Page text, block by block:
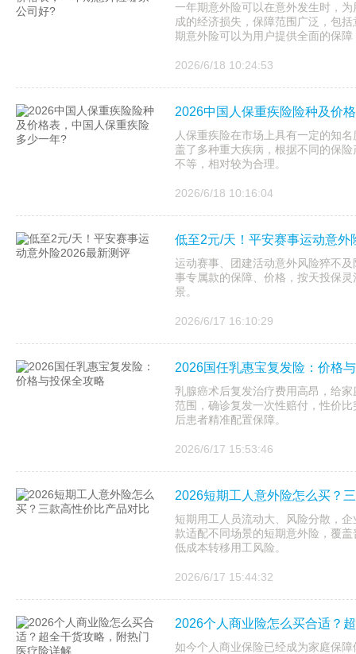
一年期意外险可以在意外发生时，
成的经济损失，保障范围广泛，包
期意外险可以为用户提供全面的保
2026/6/18 10:24:53
2026中国人保重疾险险种及价
人保重疾险在市场上具有一定的知
盖了多种重大疾病，根据不同的保
不等，相对较为合理。
2026/6/18 10:16:04
低至2元/天！平安赛事运动意外
运动赛事、团建活动意外风险猝不
事专属款的保障、价格，按天投保
景。
2026/6/17 16:10:29
2026国任乳惠宝复发险：价格
乳腺癌术后复发治疗费用高昂，给
范围，确诊复发一次性赔付，性价
后患者精准配置保障。
2026/6/17 15:53:46
2026短期工人意外险怎么买？
短期用工人员流动大、风险分散，
款适配不同场景的短期意外险，覆
低成本转移用工风险。
2026/6/17 15:44:32
2026个人商业险怎么买合适？
如今个人商业保险已经成为家庭保